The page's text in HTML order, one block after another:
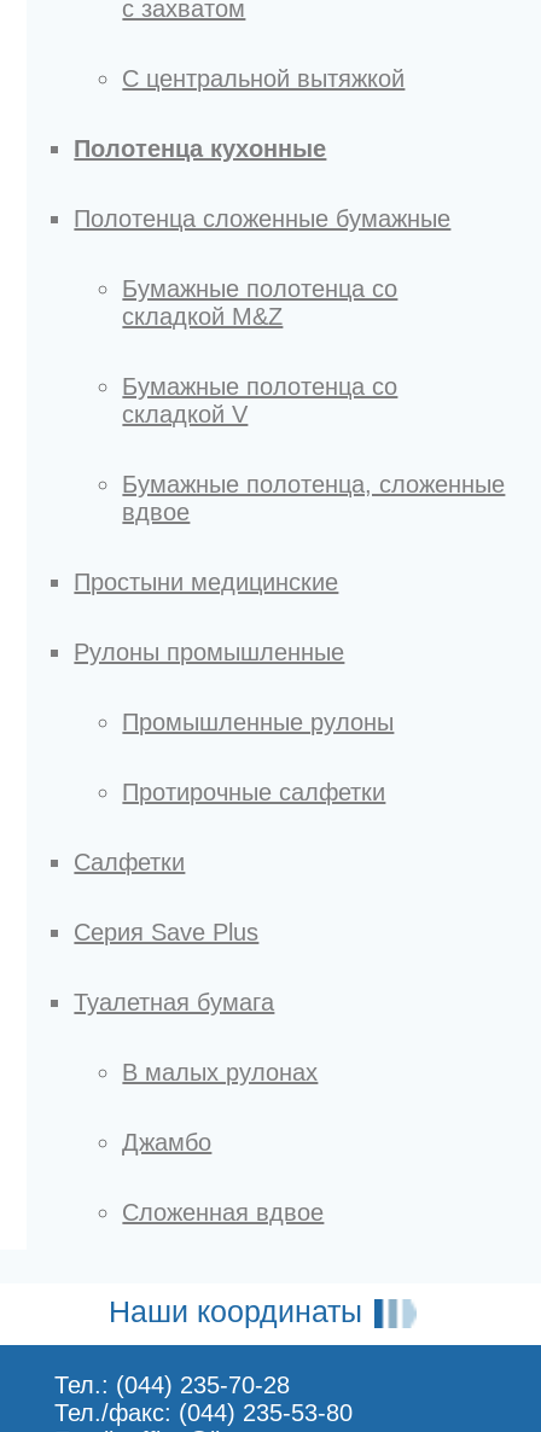
с захватом
С центральной вытяжкой
Полотенца кухонные
Полотенца сложенные бумажные
Бумажные полотенца со
складкой M&Z
Бумажные полотенца со
складкой V
Бумажные полотенца, сложенные
вдвое
Простыни медицинские
Рулоны промышленные
Промышленные рулоны
Протирочные салфетки
Салфетки
Серия Save Plus
Туалетная бумага
В малых рулонах
Джамбо
Сложенная вдвое
Наши координаты
Тел.: (044) 235-70-28
Тел./факс: (044) 235-53-80